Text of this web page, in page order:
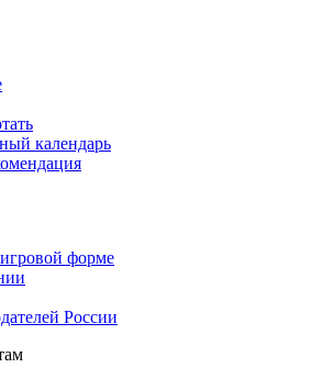
календарь
форме
России